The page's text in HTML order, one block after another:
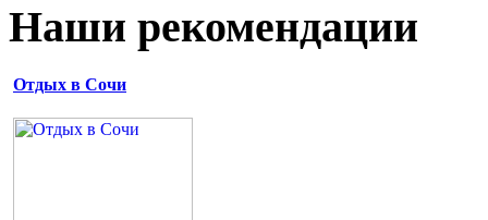
Наши рекомендации
Отдых в Сочи